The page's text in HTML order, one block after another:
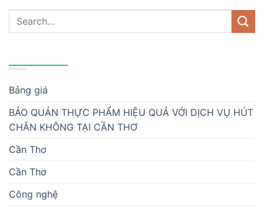
Bảng giá
BẢO QUẢN THỰC PHẨM HIỆU QUẢ VỚI DỊCH VỤ HÚT
CHÂN KHÔNG TẠI CẦN THƠ
Cần Thơ
Cần Thơ
Công nghệ